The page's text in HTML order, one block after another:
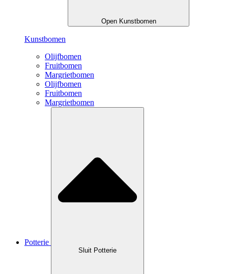
Open Kunstbomen
Kunstbomen
Olijfbomen
Fruitbomen
Margrietbomen
Olijfbomen
Fruitbomen
Margrietbomen
Potterie
Sluit Potterie